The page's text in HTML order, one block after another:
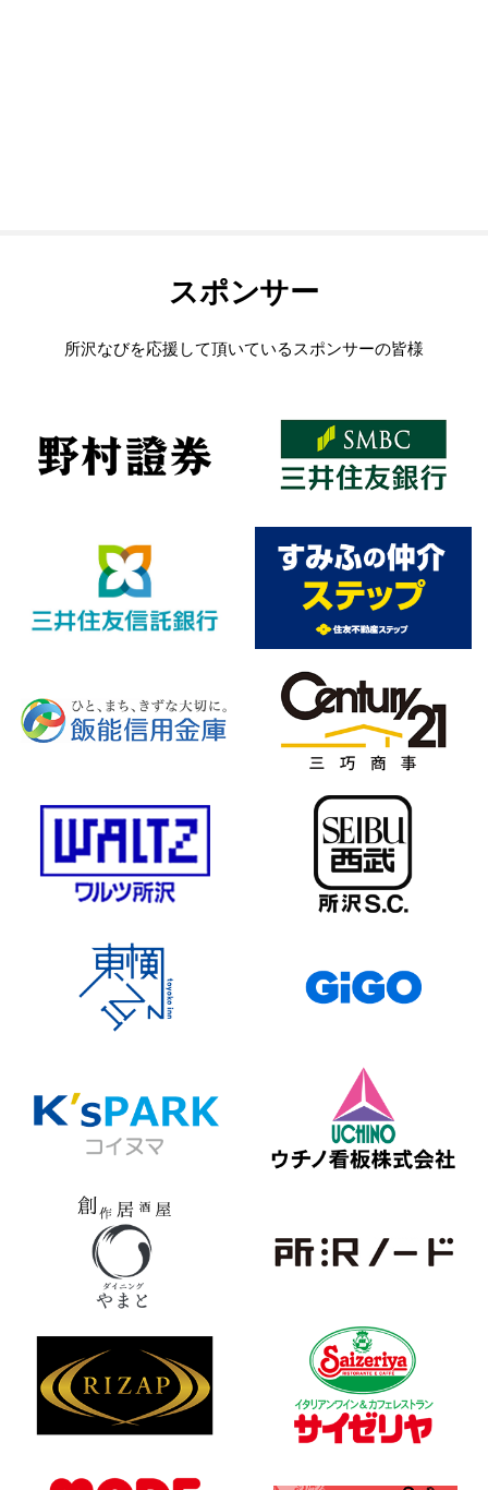
スポンサー
所沢なびを応援して頂いているスポンサーの皆様